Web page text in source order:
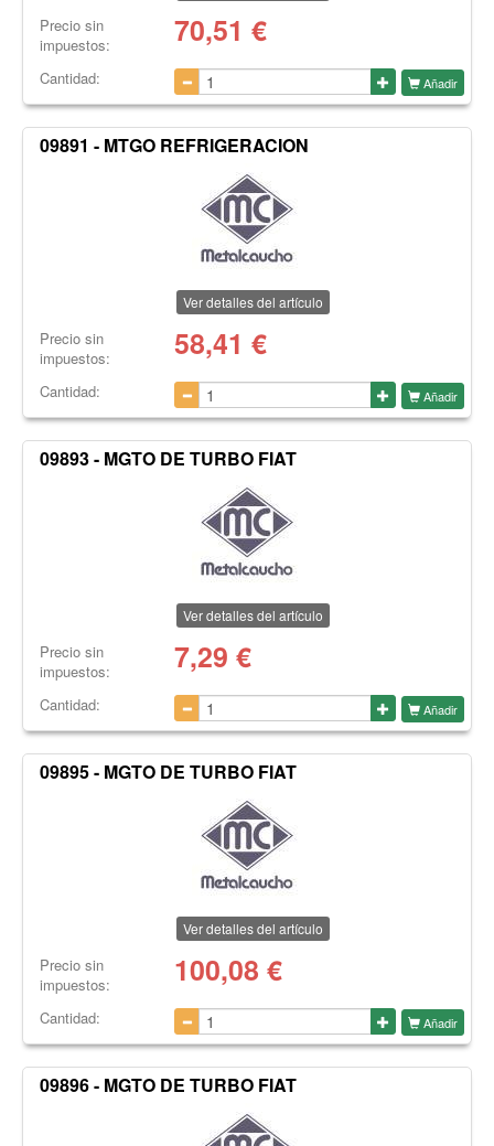
Precio sin
impuestos:
70,51 €
Cantidad: Añadir
09891 - MTGO REFRIGERACION
Ver detalles del artículo
Precio sin
impuestos:
58,41 €
Cantidad: Añadir
09893 - MGTO DE TURBO FIAT
Ver detalles del artículo
Precio sin
impuestos:
7,29 €
Cantidad: Añadir
09895 - MGTO DE TURBO FIAT
Ver detalles del artículo
Precio sin
impuestos:
100,08 €
Cantidad: Añadir
09896 - MGTO DE TURBO FIAT